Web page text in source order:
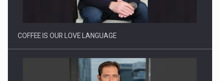
Proteinmaxxing and the Future of Protein Demand
COFFEE IS OUR LOVE LANGUAGE